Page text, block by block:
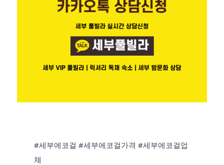
#세부에코걸 #세부에코걸가격 #세부에코걸업
체